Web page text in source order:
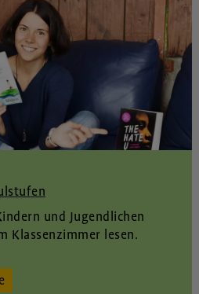
und Jugendlichen
Klassenzimmer lesen.